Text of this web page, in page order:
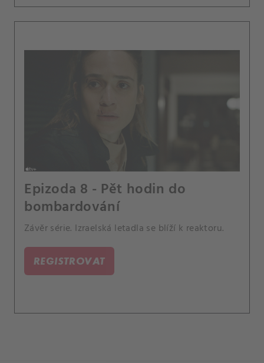
Epizoda 8 - Pět hodin do
bombardování
Závěr série. Izraelská letadla se blíží k reaktoru.
REGISTROVAT